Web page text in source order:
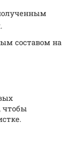
составом на
чтобы